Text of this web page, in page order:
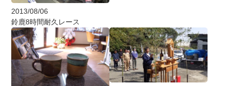
2013/08/06
鈴鹿8時間耐久レース